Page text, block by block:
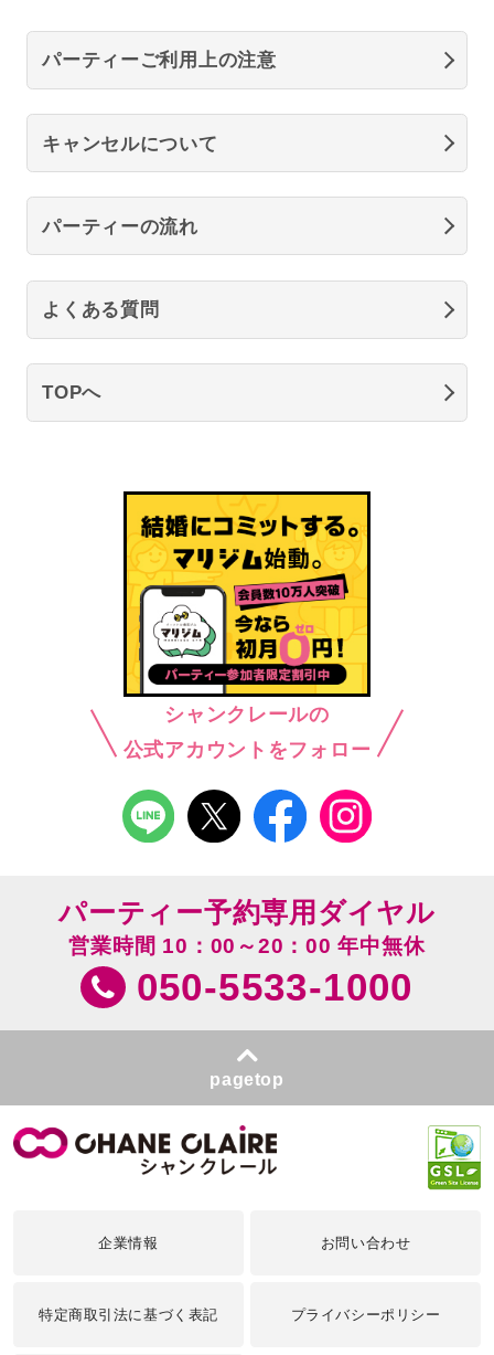
パーティーご利用上の注意
キャンセルについて
パーティーの流れ
よくある質問
TOPへ
シャンクレールの
公式アカウントをフォロー
パーティー予約専用ダイヤル
営業時間 10：00～20：00 年中無休
050-5533-1000
pagetop
企業情報 お問い合わせ
特定商取引法に基づく表記 プライバシーポリシー